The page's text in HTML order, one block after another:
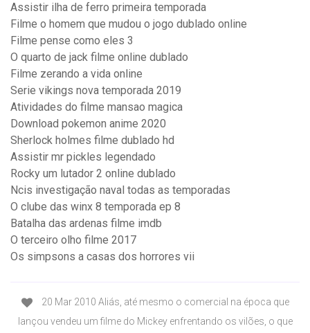
Assistir ilha de ferro primeira temporada
Filme o homem que mudou o jogo dublado online
Filme pense como eles 3
O quarto de jack filme online dublado
Filme zerando a vida online
Serie vikings nova temporada 2019
Atividades do filme mansao magica
Download pokemon anime 2020
Sherlock holmes filme dublado hd
Assistir mr pickles legendado
Rocky um lutador 2 online dublado
Ncis investigação naval todas as temporadas
O clube das winx 8 temporada ep 8
Batalha das ardenas filme imdb
O terceiro olho filme 2017
Os simpsons a casas dos horrores vii
20 Mar 2010 Aliás, até mesmo o comercial na época que
lançou vendeu um filme do Mickey enfrentando os vilões, o que